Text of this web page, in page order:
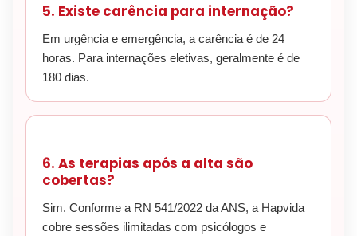
5. Existe carência para internação?
Em urgência e emergência, a carência é de 24
horas. Para internações eletivas, geralmente é de
180 dias.
6. As terapias após a alta são
cobertas?
Sim. Conforme a RN 541/2022 da ANS, a Hapvida
cobre sessões ilimitadas com psicólogos e